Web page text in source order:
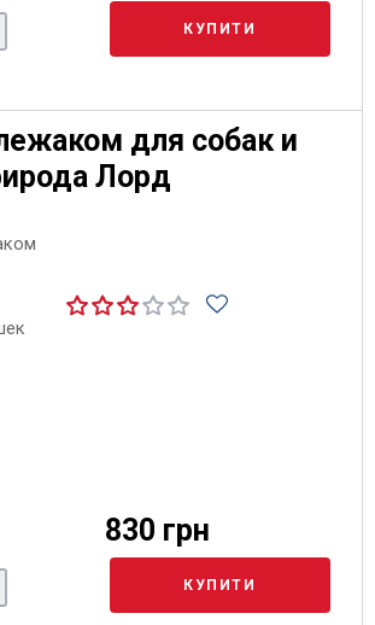
КУПИТИ
для собак и
Лорд
830 грн
КУПИТИ